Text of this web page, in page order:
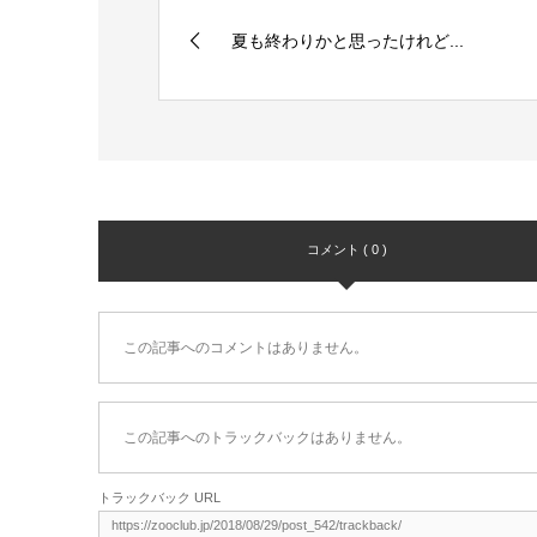
夏も終わりかと思ったけれど...
コメント ( 0 )
この記事へのコメントはありません。
この記事へのトラックバックはありません。
トラックバック URL